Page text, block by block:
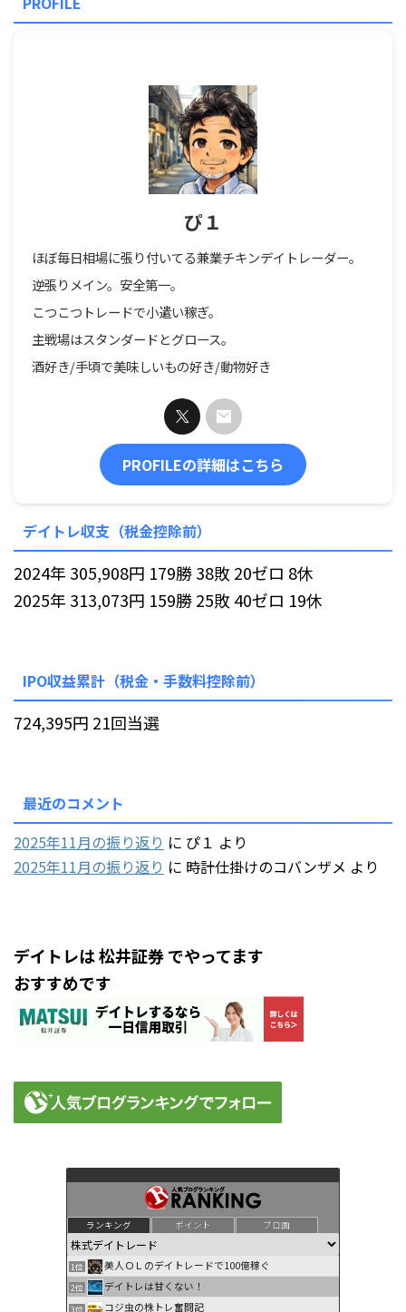
ぴ１
ほぼ毎日相場に張り付いてる兼業チキンデイトレーダー。
逆張りメイン。安全第一。
こつこつトレードで小遣い稼ぎ。
主戦場はスタンダードとグロース。
酒好き/手頃で美味しいもの好き/動物好き
PROFILEの詳細はこちら
デイトレ収支（税金控除前）
2024年 305,908円 179勝 38敗 20ゼロ 8休
2025年 313,073円 159勝 25敗 40ゼロ 19休
IPO収益累計（税金・手数料控除前）
724,395円 21回当選
最近のコメント
2025年11月の振り返り に ぴ１ より
2025年11月の振り返り に 時計仕掛けのコバンザメ より
デイトレは 松井証券 でやってます
おすすめです
ランキング ポイント ブロ画
1位 美人ＯＬのデイトレードで100億稼ぐ
2位 デイトレは甘くない！
3位 コジ虫の株トレ奮闘記